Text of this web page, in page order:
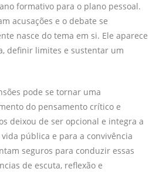
formativo para o plano pessoal.
acusações e o debate se
nasce do tema em si. Ele aparece
definir limites e sustentar um
pode se tornar uma
do pensamento crítico e
deixou de ser opcional e integra a
pública e para a convivência
seguros para conduzir essas
de escuta, reflexão e